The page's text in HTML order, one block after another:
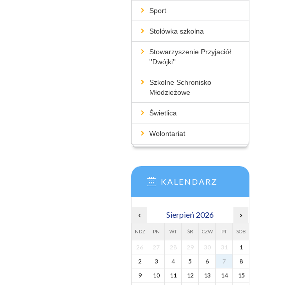
Sport
Stołówka szkolna
Stowarzyszenie Przyjaciół
''Dwójki''
Szkolne Schronisko
Młodzieżowe
Świetlica
Wolontariat
KALENDARZ
‹ Sierpień 2026 ›
NDZ PN WT ŚR CZW PT SOB
26 27 28 29 30 31
1
2
3 4 5 6 7
8
9
10 11 12 13 14
15